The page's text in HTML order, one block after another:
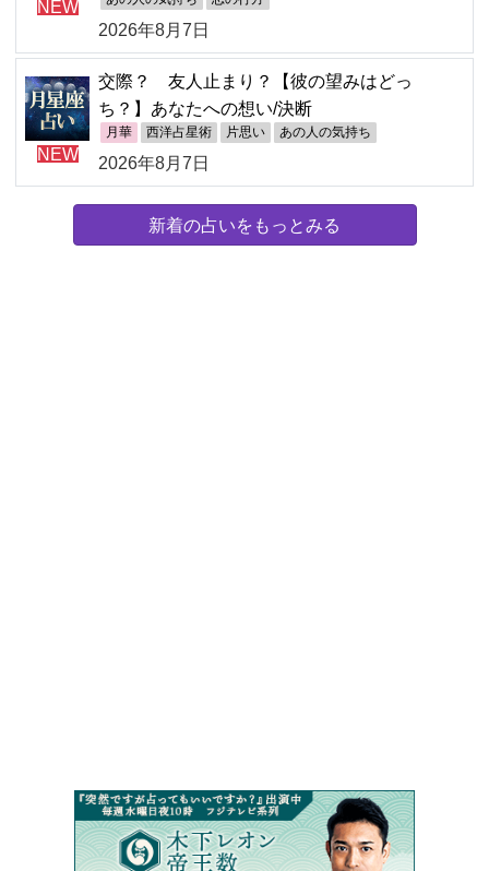
NEW
2026年8月7日
NEW
交際？ 友人止まり？【彼の望みはどっ
ち？】あなたへの想い/決断
月華 西洋占星術 片思い あの人の気持ち
2026年8月7日
新着の占いをもっとみる